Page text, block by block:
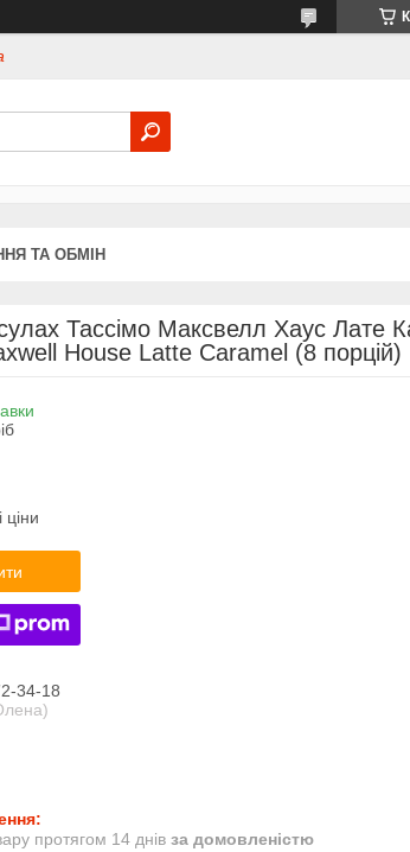
ТА ОБМІН
Тассімо Максвелл Хаус Лате
House Latte Caramel (8 порцій)
ціни
34-18
протягом 14 днів за домовленістю